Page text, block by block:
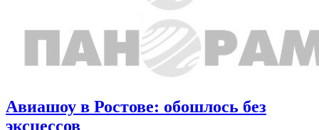
Авиашоу в Ростове: обошлось без
эксцессов